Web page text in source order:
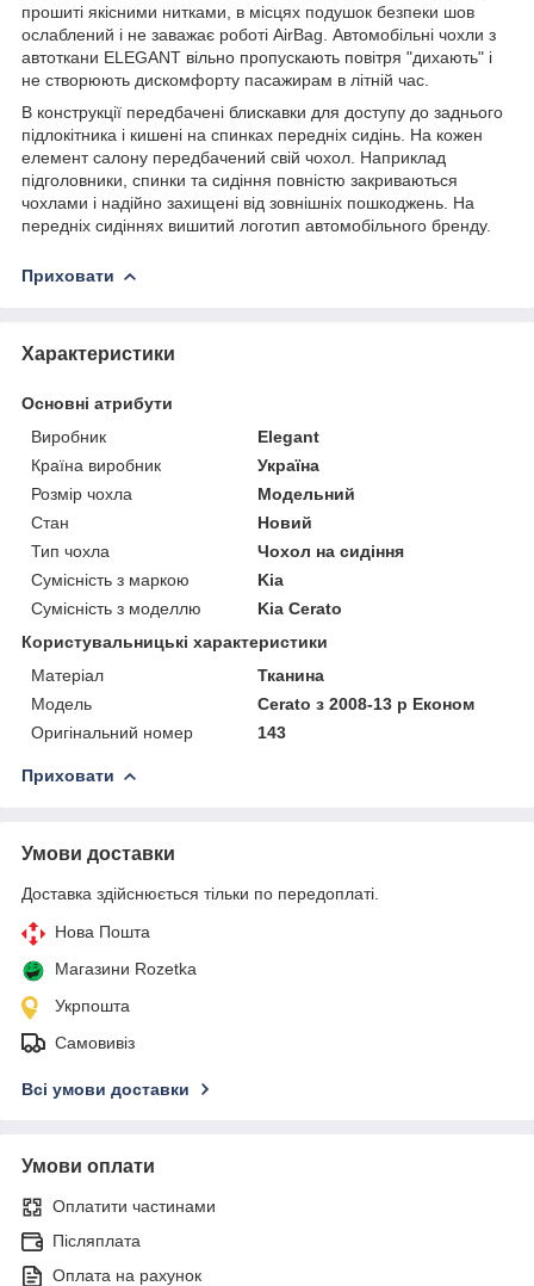
прошиті якісними нитками, в місцях подушок безпеки шов
ослаблений і не заважає роботі AirBag. Автомобільні чохли з
автоткани ELEGANT вільно пропускають повітря "дихають" і
не створюють дискомфорту пасажирам в літній час.
В конструкції передбачені блискавки для доступу до заднього
підлокітника і кишені на спинках передніх сидінь. На кожен
елемент салону передбачений свій чохол. Наприклад
підголовники, спинки та сидіння повністю закриваються
чохлами і надійно захищені від зовнішніх пошкоджень. На
передніх сидіннях вишитий логотип автомобільного бренду.
Приховати
Характеристики
Основні атрибути
Виробник
Elegant
Країна виробник
Україна
Розмір чохла
Модельний
Стан
Новий
Тип чохла
Чохол на сидіння
Сумісність з маркою
Kia
Сумісність з моделлю
Kia Cerato
Користувальницькі характеристики
Матеріал
Тканина
Модель
Cerato з 2008-13 р Економ
Оригінальний номер
143
Приховати
Умови доставки
Доставка здійснюється тільки по передоплаті.
Нова Пошта
Магазини Rozetka
Укрпошта
Самовивіз
Всі умови доставки
Умови оплати
Оплатити частинами
Післяплата
Оплата на рахунок